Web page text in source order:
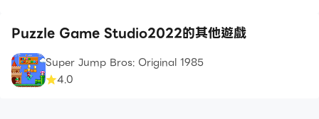
Puzzle Game Studio2022的其他遊戲
Super Jump Bros: Original 1985
4.0